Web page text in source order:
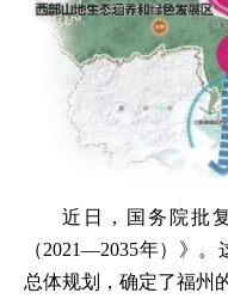
近日，国务院批
（2021—2035年）》。
总体规划，确定了福州